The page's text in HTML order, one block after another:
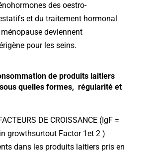
des oestro-
et du traitement hormonal
deviennent
pour les seins.
de produits laitiers
quelles formes, régularité et
DE CROISSANCE (IgF =
growthsurtout Factor 1et 2 )
dans les produits laitiers pris en